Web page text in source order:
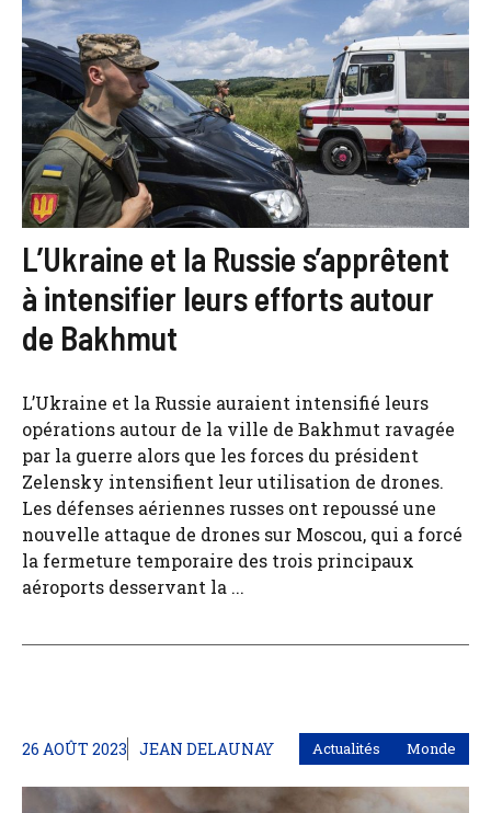
L’Ukraine et la Russie s’apprêtent
à intensifier leurs efforts autour
de Bakhmut
L’Ukraine et la Russie auraient intensifié leurs
opérations autour de la ville de Bakhmut ravagée
par la guerre alors que les forces du président
Zelensky intensifient leur utilisation de drones.
Les défenses aériennes russes ont repoussé une
nouvelle attaque de drones sur Moscou, qui a forcé
la fermeture temporaire des trois principaux
aéroports desservant la ...
26 AOÛT 2023 JEAN DELAUNAY Actualités Monde